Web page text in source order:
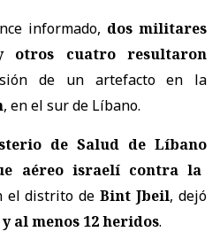
informado, dos militares
otros cuatro resultaron
de un artefacto en la
, en el sur de Líbano.
de Salud de Líbano
aéreo israelí contra la
el distrito deBint Jbeil, dejó
al menos 12 heridos.